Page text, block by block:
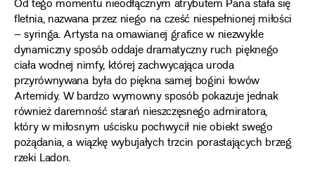
Od tego momentu nieodłącznym atrybutem Pana stała się
fletnia, nazwana przez niego na cześć niespełnionej miłości
– syringa. Artysta na omawianej grafice w niezwykle
dynamiczny sposób oddaje dramatyczny ruch pięknego
ciała wodnej nimfy, której zachwycająca uroda
przyrównywana była do piękna samej bogini łowów
Artemidy. W bardzo wymowny sposób pokazuje jednak
również daremność starań nieszczęsnego admiratora,
który w miłosnym uścisku pochwycił nie obiekt swego
pożądania, a wiązkę wybujałych trzcin porastających brzeg
rzeki Ladon.